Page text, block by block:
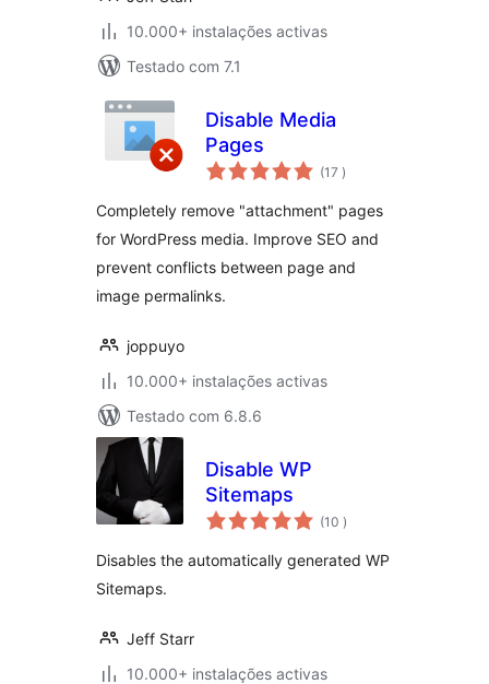
10.000+ instalações activas
Testado com 7.1
Disable Media
Pages
(17 classificações
)
Completely remove "attachment" pages
for WordPress media. Improve SEO and
prevent conflicts between page and
image permalinks.
joppuyo
10.000+ instalações activas
Testado com 6.8.6
Disable WP
Sitemaps
(10 classificações
)
Disables the automatically generated WP
Sitemaps.
Jeff Starr
10.000+ instalações activas